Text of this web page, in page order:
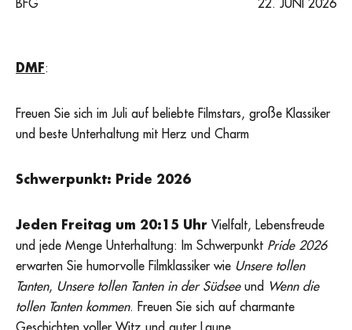
BFG 22. JUNI 2026
DMF:
Freuen Sie sich im Juli auf beliebte Filmstars, große Klassiker
und beste Unterhaltung mit Herz und Charm
Schwerpunkt: Pride 2026
Jeden Freitag um 20:15 Uhr Vielfalt, Lebensfreude
und jede Menge Unterhaltung: Im Schwerpunkt Pride 2026
erwarten Sie humorvolle Filmklassiker wie Unsere tollen
Tanten, Unsere tollen Tanten in der Südseeund
Wenn die
tollen Tanten kommen. Freuen Sie sich auf charmante